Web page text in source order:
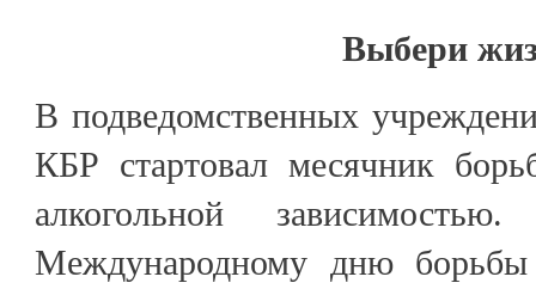
Выбери
В подведомственных
КБР стартовал месячник
алкогольной
Международному дню борьбы